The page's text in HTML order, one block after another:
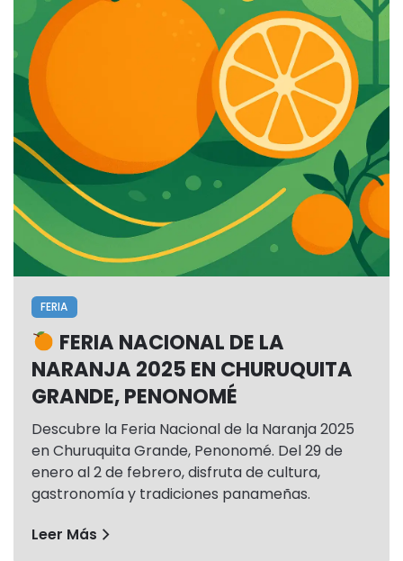
FERIA
FERIA NACIONAL DE LA
NARANJA 2025 EN CHURUQUITA
GRANDE, PENONOMÉ
Descubre la Feria Nacional de la Naranja 2025
en Churuquita Grande, Penonomé. Del 29 de
enero al 2 de febrero, disfruta de cultura,
gastronomía y tradiciones panameñas.
Leer Más